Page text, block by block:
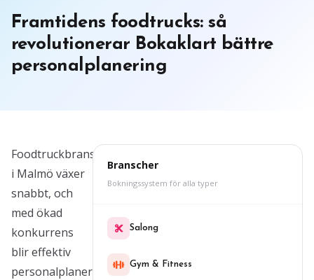
Framtidens foodtrucks: så
revolutionerar Bokaklart bättre
personalplanering
Foodtruckbranschen
i Malmö växer
snabbt, och
med ökad
konkurrens
blir effektiv
personalplanering
Branscher
Bokningssystem för alla typer
Salong
Gym & Fitness